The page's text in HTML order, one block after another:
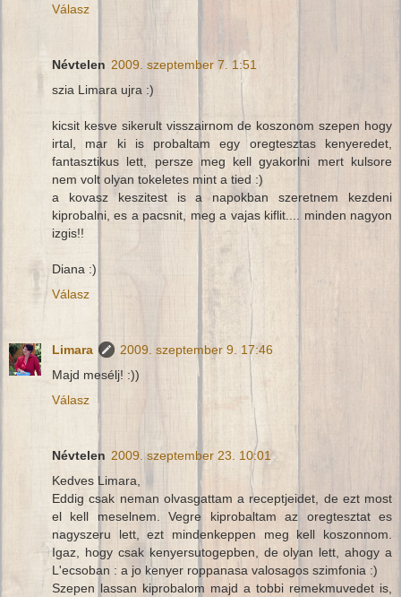
Válasz
Névtelen 2009. szeptember 7. 1:51
szia Limara ujra :)
kicsit kesve sikerult visszairnom de koszonom szepen hogy
irtal, mar ki is probaltam egy oregtesztas kenyeredet,
fantasztikus lett, persze meg kell gyakorlni mert kulsore
nem volt olyan tokeletes mint a tied :)
a kovasz keszitest is a napokban szeretnem kezdeni
kiprobalni, es a pacsnit, meg a vajas kiflit.... minden nagyon
izgis!!
Diana :)
Válasz
Limara
2009. szeptember 9. 17:46
Majd mesélj! :))
Válasz
Névtelen 2009. szeptember 23. 10:01
Kedves Limara,
Eddig csak neman olvasgattam a receptjeidet, de ezt most
el kell meselnem. Vegre kiprobaltam az oregtesztat es
nagyszeru lett, ezt mindenkeppen meg kell koszonnom.
Igaz, hogy csak kenyersutogepben, de olyan lett, ahogy a
L'ecsoban : a jo kenyer roppanasa valosagos szimfonia :)
Szepen lassan kiprobalom majd a tobbi remekmuvedet is,